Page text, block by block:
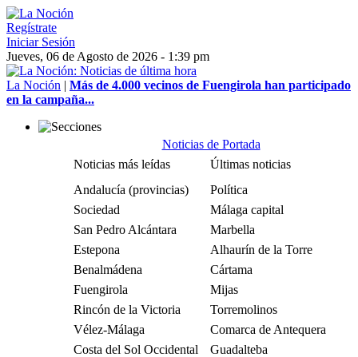
Regístrate
Iniciar Sesión
Jueves, 06 de Agosto de 2026 - 1:39 pm
La Noción | Más de 4.000 vecinos de Fuengirola han participado
en la campaña...
Noticias de Portada
Noticias más leídas
Últimas noticias
Andalucía (provincias)
Política
Sociedad
Málaga capital
San Pedro Alcántara
Marbella
Estepona
Alhaurín de la Torre
Benalmádena
Cártama
Fuengirola
Mijas
Rincón de la Victoria
Torremolinos
Vélez-Málaga
Comarca de Antequera
Costa del Sol Occidental
Guadalteba